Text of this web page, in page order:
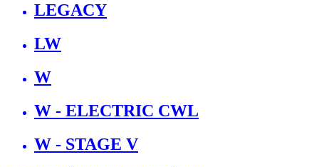
LEGACY
LW
W
W - ELECTRIC CWL
W - STAGE V